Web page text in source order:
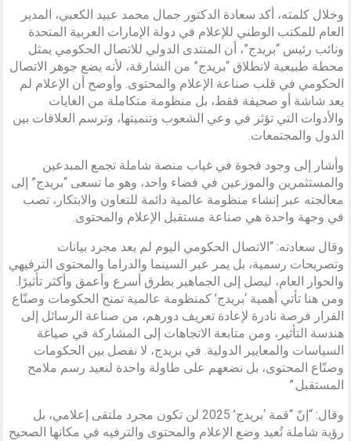
وخلال كلمته، أكد سعادة الدكتور جمال محمد عبيد الكعبي، المدير
العام للمكتب الوطني للإعلام في دولة الإمارات العربية المتحدة
ونائب رئيس “بريدج”، أن المنتدى الدولي للاتصال الحكومي يمثل
محطة طبيعية لانطلاق “بريدج” من الشارقة، لأنه يضع جوهر الاتصال
الحكومي في قلب صناعة الإعلام والمحتوى. وأوضح أن الإعلام لم
يعد شاشة أو صحيفة فقط، بل منظومة متكاملة من الغايات
والأدوات التي تؤثر في وعي الشعوب وتنميتها، وترسم العلاقات بين
الدول والمجتمعات.
وأشار إلى وجود فجوة في غياب منصة شاملة تجمع المبدعين
والمستثمرين والموزعين في فضاء واحد، وهو ما تسعى “بريدج” إلى
معالجته عبر إنشاء منظومة عالمية دائمة للتعاون والابتكار، تصب
في وجهة واحدة هي صناعة مستقبل الإعلام والمحتوى.
وقال سعادته: “الاتصال الحكومي اليوم لم يعد مجرد بيانات
وتصريحات رسمية، بل يمر عبر السينما والدراما والمحتوى الترفيهي
والحوار العام، ليصل إلى الجماهير بطرق أسرع وأعمق وأكثر تأثيرًا.
ومن هنا تأتي أهمية ‘بريدج’ كمنظومة عالمية تمنح الحكومات وصنّاع
القرار فرصة نادرة لإعادة تعريف دورهم، من صناعة الرسائل إلى
هندسة التأثير، ومن متابعة الاتجاهات إلى المشاركة في صياغة
السياسات والمعايير الدولية. في بريدج، لا نفصل بين الحكومات
وصنّاع المحتوى، بل نضعهم على طاولة واحدة لنعيد رسم ملامح
المستقبل.”
وقال: “إنّ “قمة ‘بريدج’ 2025 لن تكون مجرد ملتقى إعلامي، بل
رؤية شاملة تُعيد وضع الإعلام والمحتوى والترفيه في مكانها الصحيح